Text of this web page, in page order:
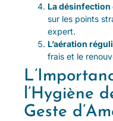
La désinfection
sur les points
expert.
L’aération
frais et le
l’Hygiène
Geste